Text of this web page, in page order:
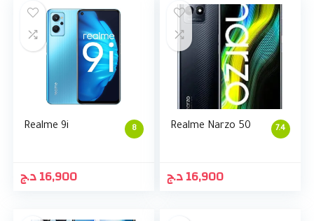
8
Realme 9i
16,900د.ج
7.4
Realme Narzo 50
16,900د.ج